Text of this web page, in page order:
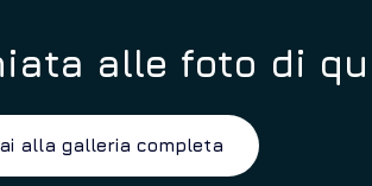
alle foto di
alla galleria completa